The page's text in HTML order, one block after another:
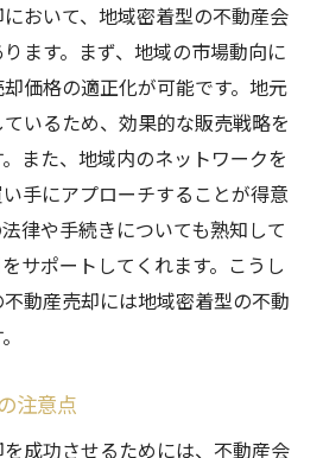
おいて、地域密着型の不動産会
ます。まず、地域の市場動向に
価格の適正化が可能です。地元
いるため、効果的な販売戦略を
また、地域内のネットワークを
手にアプローチすることが得意
律や手続きについても熟知して
サポートしてくれます。こうし
動産売却には地域密着型の不動
注意点
成功させるためには、不動産会